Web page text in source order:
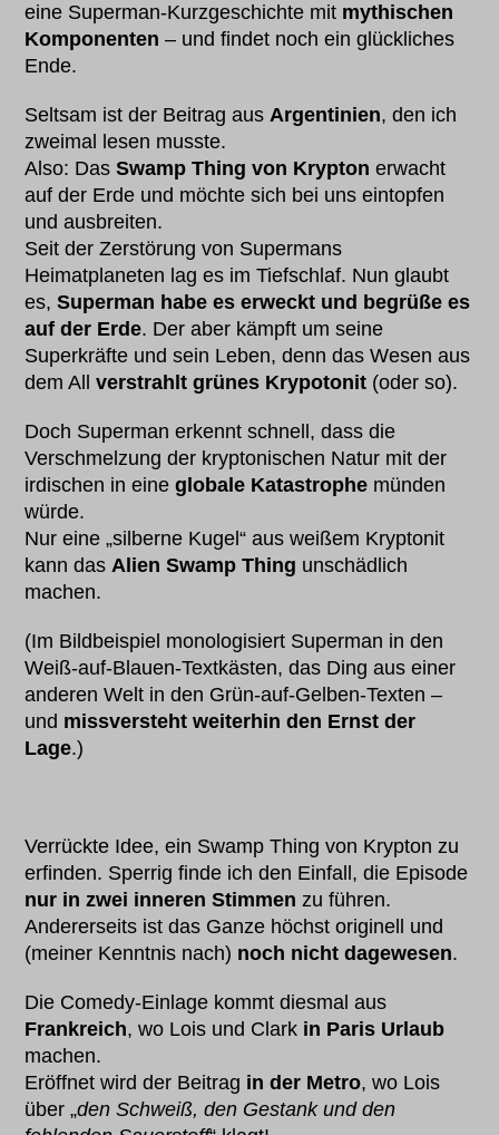
eine Superman-Kurzgeschichte mit mythischen
Komponenten – und findet noch ein glückliches
Ende.
Seltsam ist der Beitrag ausArgentinien, den ich
zweimal lesen musste.
Also: DasSwamp Thing von Krypton erwacht
auf der Erde und möchte sich bei uns eintopfen
und ausbreiten.
Seit der Zerstörung von Supermans
Heimatplaneten lag es im Tiefschlaf. Nun glaubt
es,Superman habe es erweckt und begrüße es
auf der Erde. Der aber kämpft um seine
Superkräfte und sein Leben, denn das Wesen aus
dem Allverstrahlt grünes Krypotonit (oder so).
Doch Superman erkennt schnell, dass die
Verschmelzung der kryptonischen Natur mit der
irdischen in eineglobale Katastrophe münden
würde.
Nur eine „silberne Kugel“ aus weißem Kryptonit
kann dasAlien Swamp Thing unschädlich
machen.
(Im Bildbeispiel monologisiert Superman in den
Weiß-auf-Blauen-Textkästen, das Ding aus einer
anderen Welt in den Grün-auf-Gelben-Texten –
und missversteht weiterhin den Ernst der
Lage.)
Verrückte Idee, ein Swamp Thing von Krypton zu
erfinden. Sperrig finde ich den Einfall, die Episode
nur in zwei inneren Stimmen zu führen.
Andererseits ist das Ganze höchst originell und
(meiner Kenntnis nach) noch nicht dagewesen.
Die Comedy-Einlage kommt diesmal aus
Frankreich, wo Lois und Clark in Paris Urlaub
machen.
Eröffnet wird der Beitrag in der Metro, wo Lois
über „den Schweiß, den Gestank und den